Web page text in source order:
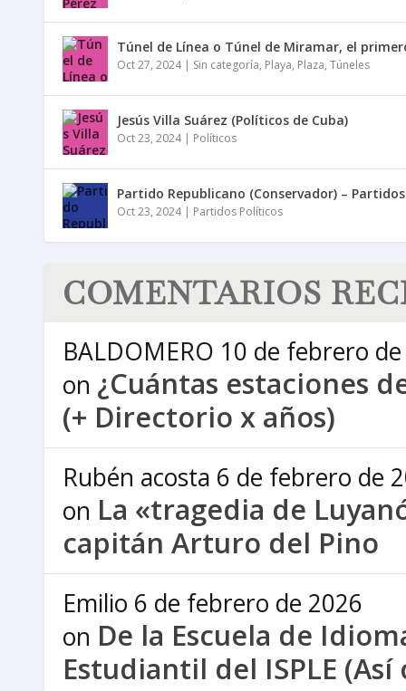
Túnel de Línea o Túnel de Miramar, el
Oct 27, 2024| Sin categoría, Playa, Plaza, Túneles
Jesús Villa Suárez (Políticos de Cuba)
Oct 23, 2024| Políticos
Partido Republicano (Conservador) –
Oct 23, 2024| Partidos Políticos
COMENTARIOS
BALDOMERO 10 de febrero
on ¿Cuántas estaciones
(+ Directorio x años)
Rubén acosta 6 de febrero de
on La «tragedia de
capitán Arturo del Pino
Emilio 6 de febrero de 2026
on De la Escuela de
Estudiantil del ISPLE